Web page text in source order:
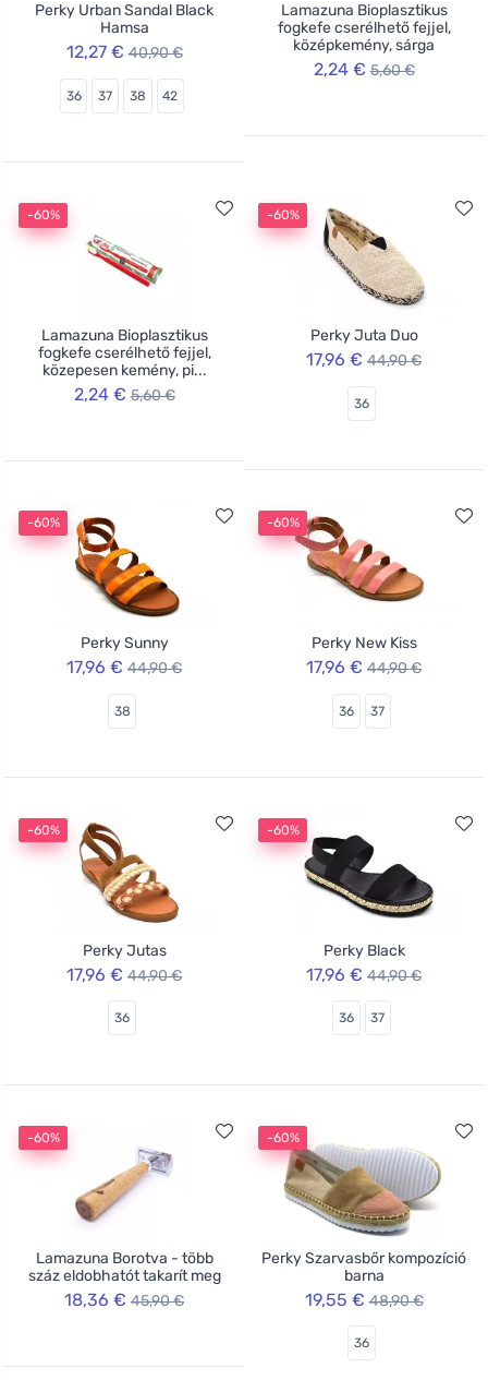
Perky Urban Sandal Black
Hamsa
12,27 € 40,90 €
36 37 38 42
Lamazuna Bioplasztikus
fogkefe cserélhető fejjel,
középkemény, sárga
2,24 € 5,60 €
-60%
Lamazuna Bioplasztikus
fogkefe cserélhető fejjel,
közepesen kemény, pi...
2,24 € 5,60 €
-60%
Perky Juta Duo
17,96 € 44,90 €
36
-60%
Perky Sunny
17,96 € 44,90 €
38
-60%
Perky New Kiss
17,96 € 44,90 €
36 37
-60%
Perky Jutas
17,96 € 44,90 €
36
-60%
Perky Black
17,96 € 44,90 €
36 37
-60%
Lamazuna Borotva - több
száz eldobhatót takarít meg
18,36 € 45,90 €
-60%
Perky Szarvasbőr kompozíció
barna
19,55 € 48,90 €
36